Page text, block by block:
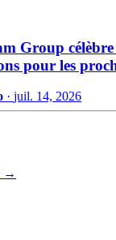
Group célèbre
pour les
· juil. 14, 2026
→